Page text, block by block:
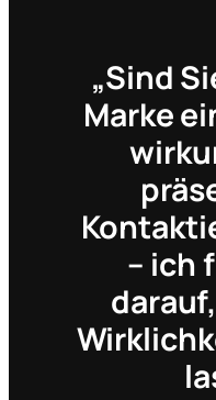
„Sind
Marke
– ich